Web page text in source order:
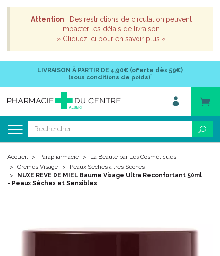
Attention : Des restrictions de circulation peuvent
impacter les délais de livraison.
» Cliquez ici pour en savoir plus «
LIVRAISON À PARTIR DE 4,90€ (offerte dès 59€)
(sous conditions de poids)*
Accueil Parapharmacie
La Beauté par Les Cosmétiques
Crèmes Visage
Peaux Sèches à très Sèches
NUXE REVE DE MIEL Baume Visage Ultra Reconfortant 50ml
- Peaux Sèches et Sensibles